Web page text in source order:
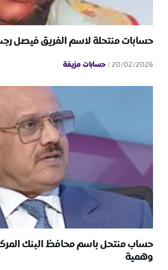
حسابات منتحلة لاسم الفريق فيصل
20/02/2026 حسابات مزيفة
حساب منتحل باسم محافظ البنك
وهمية